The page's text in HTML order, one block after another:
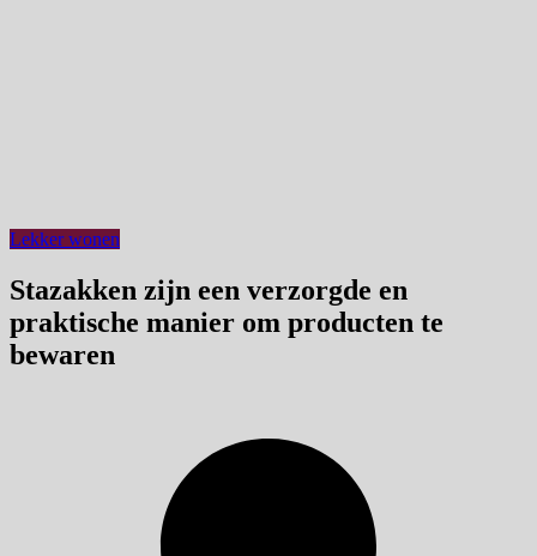
Lekker wonen
Stazakken zijn een verzorgde en
praktische manier om producten te
bewaren